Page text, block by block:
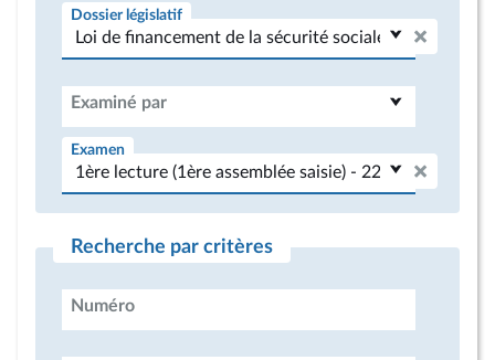
Dossier législatif
Examiné par
Examen
Recherche par critères
Numéro